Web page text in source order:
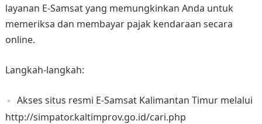
layanan E-Samsat yang memungkinkan Anda untuk
memeriksa dan membayar pajak kendaraan secara
online.
Langkah-langkah:
Akses situs resmi E-Samsat Kalimantan Timur melalui
http://simpator.kaltimprov.go.id/cari.php